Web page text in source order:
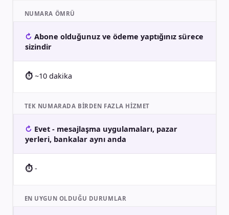
NUMARA ÖMRÜ
Abone olduğunuz ve ödeme yaptığınız sürece
sizindir
~10 dakika
TEK NUMARADA BIRDEN FAZLA HIZMET
Evet - mesajlaşma uygulamaları, pazar
yerleri, bankalar aynı anda
-
EN UYGUN OLDUĞU DURUMLAR